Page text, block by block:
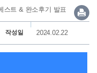
스트 & 완소후기 발표
작성일 2024.02.22